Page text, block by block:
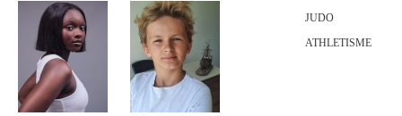
JUDO
ATHLETISME